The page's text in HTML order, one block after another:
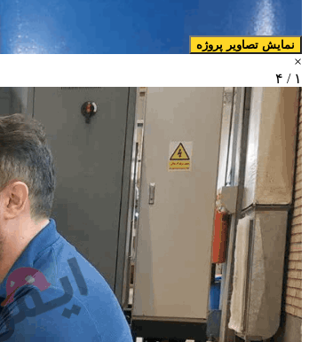
نمایش تصاویر پروژه
×
۱ / ۴